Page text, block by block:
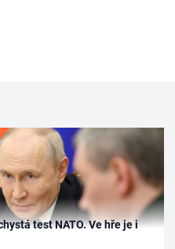
test NATO. Ve hře je i